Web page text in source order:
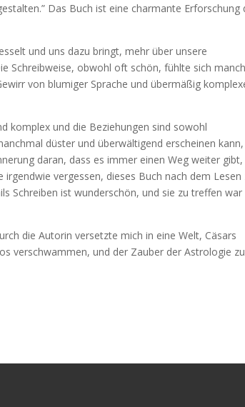
Das Buch ist eine charmante Erforschung
und uns dazu bringt, mehr über unsere
Schreibweise, obwohl oft schön, fühlte sich
von blumiger Sprache und übermäßig
komplex und die Beziehungen sind sowohl
düster und überwältigend erscheinen
daran, dass es immer einen Weg weiter gibt,
vergessen, dieses Buch nach dem Lesen
Schreiben ist wunderschön, und sie zu treffen war
die Autorin versetzte mich in eine Welt, Cäsars
verschwammen, und der Zauber der Astrologie